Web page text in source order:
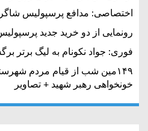
اختصاصی: مدافع پرسپولیس
رونمایی از دو خرید جدید
فوری: جواد نکونام به لیگ برتر
۱۴۹مین شب از قیام مردم
خونخواهی رهبر شهید + تصاویر